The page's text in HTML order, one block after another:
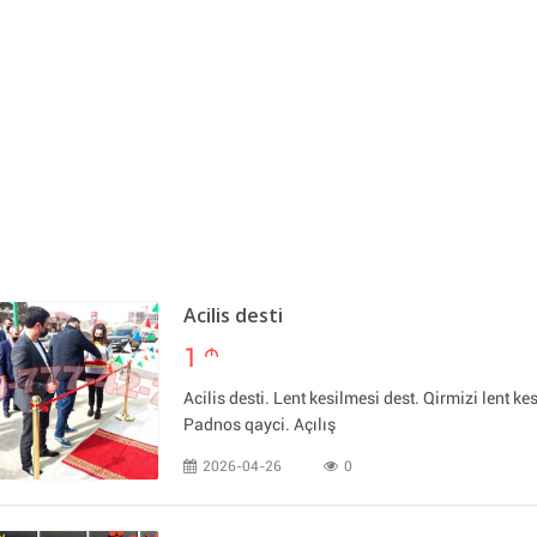
Acilis desti
1 m
Acilis desti. Lent kesilmesi dest. Qirmizi lent
Padnos qayci. Açılış
2026-04-26 0